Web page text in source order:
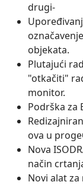
drugi-
objekata.
Plutajući
"otkačiti"
monitor.
Podrška za
ova u
Nova
način
Novi alat